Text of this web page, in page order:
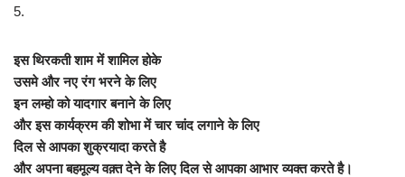
5.
इस थिरकती शाम में शामिल होके
उसमे और नए रंग भरने के लिए
इन लम्हो को यादगार बनाने के लिए
और इस कार्यक्रम की शोभा में चार चांद लगाने के लिए
दिल से आपका शुक्रयादा करते है
और अपना बहमूल्य वक़्त देने के लिए दिल से आपका आभार व्यक्त करते है।